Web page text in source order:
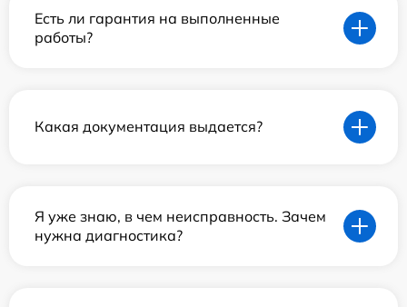
Есть ли гарантия на выполненные
работы?
Какая документация выдается?
Я уже знаю, в чем неисправность. Зачем
нужна диагностика?